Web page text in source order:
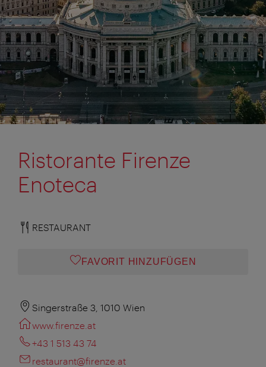
Ristorante Firenze
Enoteca
RESTAURANT
FAVORIT HINZUFÜGEN
Singerstraße 3, 1010 Wien
www.firenze.at
+43 1 513 43 74
restaurant@firenze.at